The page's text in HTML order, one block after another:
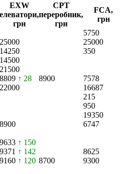
EXW
елеватори,
грн
CPT
переробник,
грн
FCA,
грн
5750
25000
25000
14250
350
14500
21500
8809 ↑ 28 8900 7578
22000
16687
215
950
19350
8900
6747
9633 ↑ 150
9371 ↑ 142 8625
9160 ↑ 120 8700 9300